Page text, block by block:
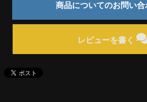
商品についてのお問い合
レビューを書く